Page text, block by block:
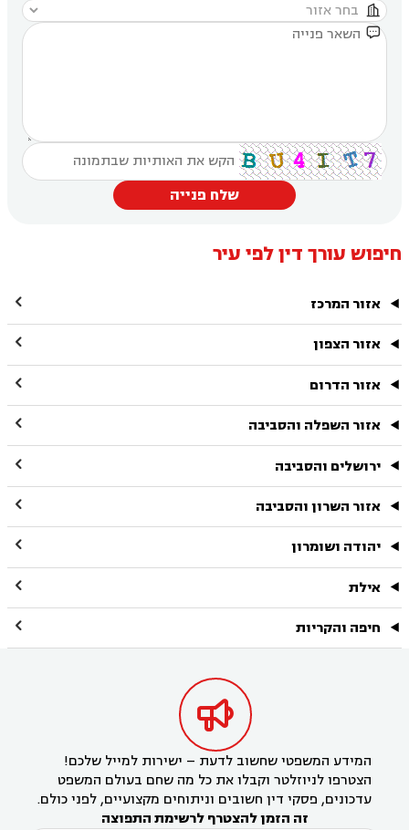


שלח פנייה
חיפוש עורך דין לפי עיר
אזור המרכז 
אזור הצפון 
אזור הדרום 
אזור השפלה והסביבה 
ירושלים והסביבה 
אזור השרון והסביבה 
יהודה ושומרון 
אילת 
חיפה והקריות 

המידע המשפטי שחשוב לדעת – ישירות למייל שלכם!
הצטרפו לניוזלטר וקבלו את כל מה שחם בעולם המשפט
עדכונים, פסקי דין חשובים וניתוחים מקצועיים, לפני כולם.
זה הזמן להצטרף לרשימת התפוצה